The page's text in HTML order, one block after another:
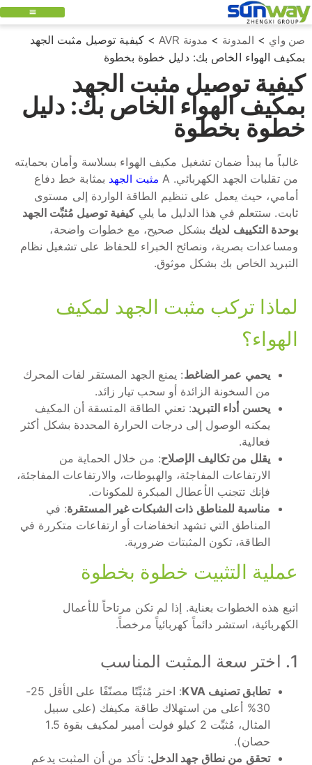
صن واي > المدونة > مدونة AVR >كيفية توصيل مثبت الجهد
بمكيف الهواء الخاص بك: دليل خطوة بخطوة
كيفية توصيل مثبت الجهد
بمكيف الهواء الخاص بك: دليل
خطوة بخطوة
غالباً ما يبدأ ضمان تشغيل مكيف الهواء بسلاسة وأمان بحمايته
من تقلبات الجهد الكهربائي. A
مثبت الجهد بمثابة خط دفاع
أمامي، حيث يعمل على تنظيم الطاقة الواردة إلى مستوى
ثابت. ستتعلم في هذا الدليل ما يليكيفية توصيل مُثبِّت الجهد
بوحدة التكييف لديك بشكل صحيح، مع خطوات واضحة،
ومساعدات بصرية، ونصائح الخبراء للحفاظ على تشغيل نظام
التبريد الخاص بك بشكل موثوق.
لماذا تركب مثبت الجهد لمكيف
الهواء؟
يحمي عمر الضاغط: يمنع الجهد المستقر لفات المحرك
من السخونة الزائدة أو سحب تيار زائد.
يحسن أداء التبريد: تعني الطاقة المتسقة أن المكيف
يمكنه الوصول إلى درجات الحرارة المحددة بشكل أكثر
فعالية.
يقلل من تكاليف الإصلاح: من خلال الحماية من
الارتفاعات المفاجئة، والهبوطات، والارتفاعات المفاجئة،
فإنك تتجنب الأعطال المبكرة للمكونات.
مناسبة للمناطق ذات الشبكات غير المستقرة: في
المناطق التي تشهد انخفاضات أو ارتفاعات متكررة في
الطاقة، تكون المثبتات ضرورية.
عملية التثبيت خطوة بخطوة
اتبع هذه الخطوات بعناية. إذا لم تكن مرتاحاً للأعمال
الكهربائية، استشر دائماً كهربائياً مرخصاً.
1. اختر سعة المثبت المناسب
تطابق تصنيف KVA
: اختر مُثبِّتًا مصنّفًا على الأقل 25-
30% أعلى من استهلاك طاقة مكيفك (على سبيل
المثال، مُثبِّت 2 كيلو فولت أمبير لمكيف بقوة 1.5
حصان).
تحقق من نطاق جهد الدخل: تأكد من أن المثبت يدعم